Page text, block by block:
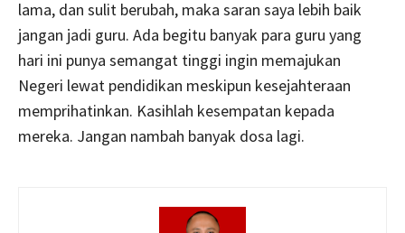
lama, dan sulit berubah, maka saran saya lebih baik
jangan jadi guru. Ada begitu banyak para guru yang
hari ini punya semangat tinggi ingin memajukan
Negeri lewat pendidikan meskipun kesejahteraan
memprihatinkan. Kasihlah kesempatan kepada
mereka. Jangan nambah banyak dosa lagi.